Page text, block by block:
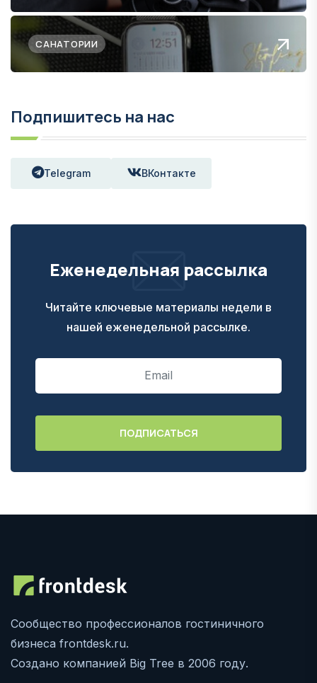
САНАТОРИИ
Подпишитесь на нас
Telegram ВКонтакте
Еженедельная рассылка
Читайте ключевые материалы недели в
нашей еженедельной рассылке.
Сообщество профессионалов гостиничного
бизнеса frontdesk.ru.
Создано компанией Big Tree в 2006 году.